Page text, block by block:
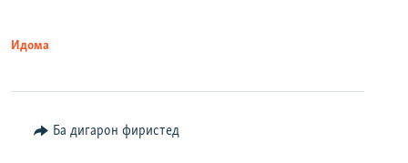
Идома
Ба дигарон фиристед